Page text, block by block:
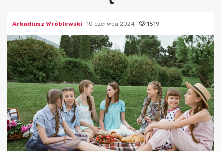
Arkadiusz Wróblewski 10 czerwca 2024 1519